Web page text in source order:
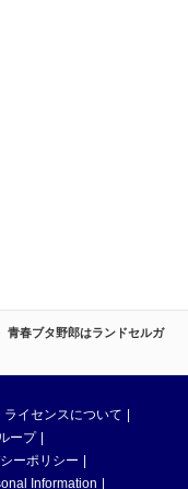
青春ブタ野郎はランドセルガ
ライセンスについて
ープ
ーポリシー
Information